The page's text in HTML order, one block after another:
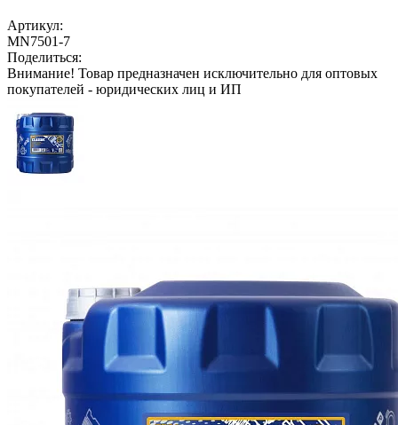
Артикул:
MN7501-7
Поделиться:
Внимание! Товар предназначен исключительно для оптовых
покупателей - юридических лиц и ИП